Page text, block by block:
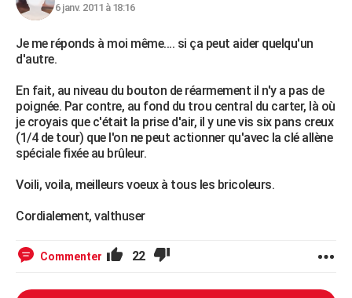
6 janv. 2011 à 18:16
Je me réponds à moi même.... si ça peut aider quelqu'un
d'autre.
En fait, au niveau du bouton de réarmement il n'y a pas de
poignée. Par contre, au fond du trou central du carter, là où
je croyais que c'était la prise d'air, il y une vis six pans creux
(1/4 de tour) que l'on ne peut actionner qu'avec la clé allène
spéciale fixée au brûleur.
Voili, voila, meilleurs voeux à tous les bricoleurs.
Cordialement, valthuser
Commenter 22